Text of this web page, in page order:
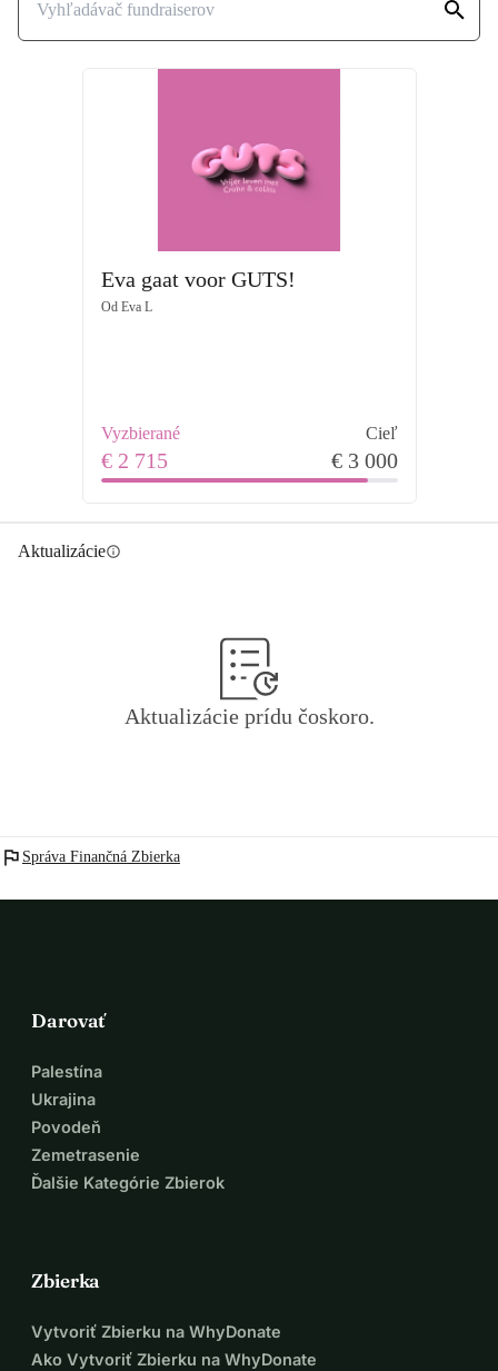
Eva gaat voor GUTS!
OdEva L
Vyzbierané Cieľ
€ 2 715 € 3 000
Aktualizácieinfo
Aktualizácie prídu čoskoro.
flag Správa Finančná Zbierka
Darovať
Palestína
Ukrajina
Povodeň
Zemetrasenie
Ďalšie Kategórie Zbierok
Zbierka
Vytvoriť Zbierku na WhyDonate
Ako Vytvoriť Zbierku na WhyDonate